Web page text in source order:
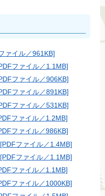
ァイル／961KB]
ファイル／1.1MB]
ファイル／906KB]
ファイル／891KB]
ファイル／531KB]
ファイル／1.2MB]
ファイル／986KB]
ファイル／1.4MB]
ファイル／1.1MB]
ファイル／1.1MB]
ファイル／1000KB]